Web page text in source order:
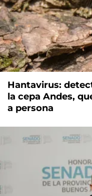
Hantavirus:
la cepa Andes,
a persona